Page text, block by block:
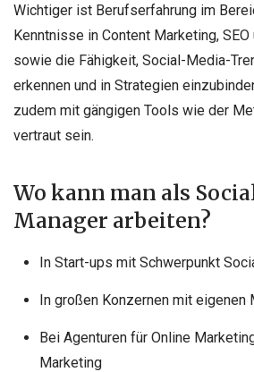
Wichtiger ist Berufserfahrung im
Kenntnisse in Content Marketing,
sowie die Fähigkeit, Social-Media-
erkennen und in Strategien
zudem mit gängigen Tools wie der
vertraut sein.
Wo kann man als
Manager arbeiten?
In Start-ups mit Schwerpunkt
In großen Konzernen mit eigenen
Bei Agenturen für Online
Marketing